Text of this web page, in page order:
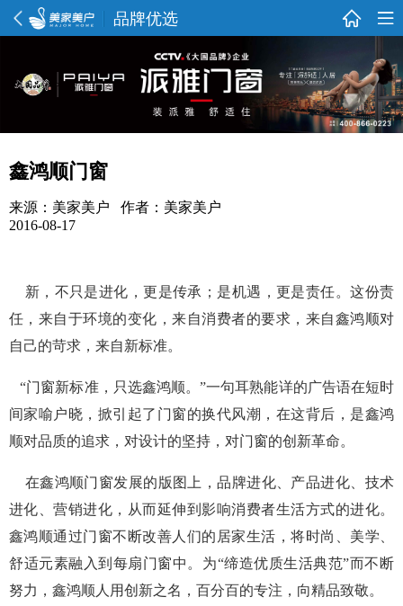
品牌优选
鑫鸿顺门窗
来源：美家美户 作者：美家美户
2016-08-17
新，不只是进化，更是传承；是机遇，更是责任。这份责
任，来自于环境的变化，来自消费者的要求，来自鑫鸿顺对
自己的苛求，来自新标准。
“门窗新标准，只选鑫鸿顺。”一句耳熟能详的广告语在短时
间家喻户晓，掀引起了门窗的换代风潮，在这背后，是鑫鸿
顺对品质的追求，对设计的坚持，对门窗的创新革命。
在鑫鸿顺门窗发展的版图上，品牌进化、产品进化、技术
进化、营销进化，从而延伸到影响消费者生活方式的进化。
鑫鸿顺通过门窗不断改善人们的居家生活，将时尚、美学、
舒适元素融入到每扇门窗中。为“缔造优质生活典范”而不断
努力，鑫鸿顺人用创新之名，百分百的专注，向精品致敬。